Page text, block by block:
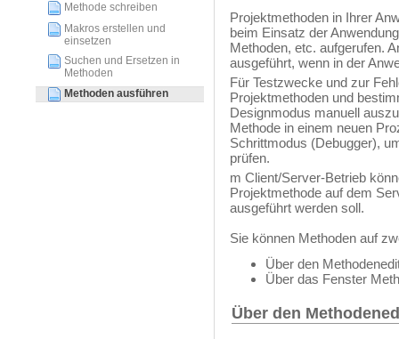
Methode schreiben
Makros erstellen und
einsetzen
Suchen und Ersetzen in
Methoden
Methoden ausführen
Projektmethoden in Ihrer
beim Einsatz der
Methoden, etc. aufgerufen.
ausgeführt, wenn in der
Für Testzwecke und zur
Projektmethoden und
Designmodus manuell
Methode in einem neuen
Schrittmodus (Debugger),
prüfen.
m Client/Server-Betrieb
Projektmethode auf dem
ausgeführt werden soll.
Sie können Methoden auf
Über den
Über das Fenster
Über den